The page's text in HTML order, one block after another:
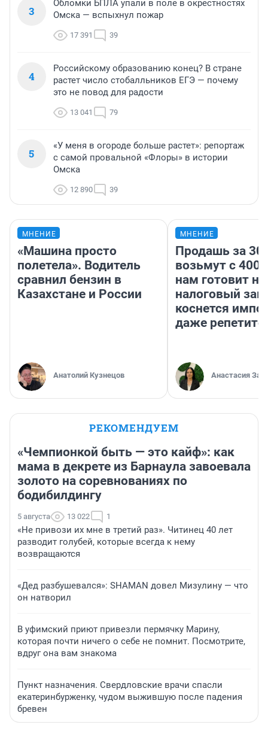
3
Обломки БПЛА упали в поле в окрестностях
Омска — вспыхнул пожар
17 391 39
4
Российскому образованию конец? В стране
растет число стобалльников ЕГЭ — почему
это не повод для радости
13 041 79
5
«У меня в огороде больше растет»: репортаж
с самой провальной «Флоры» в истории
Омска
12 890 39
МНЕНИЕ
«Машина просто
полетела». Водитель
сравнил бензин в
Казахстане и России
Анатолий Кузнецов
МНЕНИЕ
Продашь за
возьмут с
нам готовит
налоговый
коснется
даже
Анастасия
РЕКОМЕНДУЕМ
«Чемпионкой быть — это кайф»: как
мама в декрете из Барнаула завоевала
золото на соревнованиях по
бодибилдингу
5 августа 13 022 1
«Не привози их мне в третий раз». Читинец 40 лет
разводит голубей, которые всегда к нему
возвращаются
«Дед разбушевался»: SHAMAN довел Мизулину — что
он натворил
В уфимский приют привезли пермячку Марину,
которая почти ничего о себе не помнит. Посмотрите,
вдруг она вам знакома
Пункт назначения. Свердловские врачи спасли
екатеринбурженку, чудом выжившую после падения
бревен